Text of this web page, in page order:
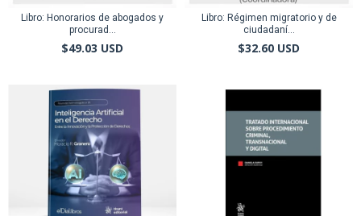
Libro: Honorarios de abogados y
procurad...
$49.03 USD
Libro: Régimen migratorio y de
ciudadaní...
$32.60 USD